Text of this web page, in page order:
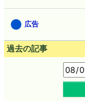
広告
過去の記事